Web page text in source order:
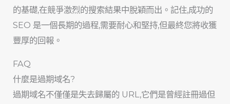
的基礎,在競爭激烈的搜索結果中脫穎而出。記住,成功的
SEO 是一個長期的過程,需要耐心和堅持,但最終您將收獲
豐厚的回報。
FAQ
什麼是過期域名?
過期域名不僅僅是失去歸屬的 URL,它們是曾經註冊過但